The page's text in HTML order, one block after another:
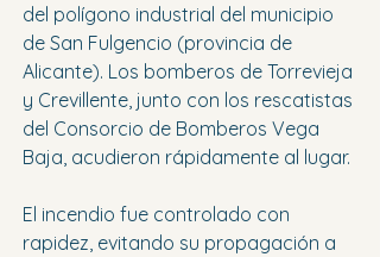
del polígono industrial del municipio
de San Fulgencio (provincia de
Alicante). Los bomberos de Torrevieja
y Crevillente, junto con los rescatistas
del Consorcio de Bomberos Vega
Baja, acudieron rápidamente al lugar.
El incendio fue controlado con
rapidez, evitando su propagación a